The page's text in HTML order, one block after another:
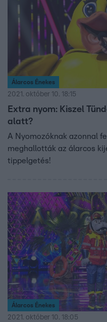
Álarcos Énekes
2021. október 10. 18:15
Extra nyom: Kiszel
alatt?
A Nyomozóknak azonnal
meghallották az álarcos
tippelgetés!
Álarcos Énekes
2021. október 10. 18:05